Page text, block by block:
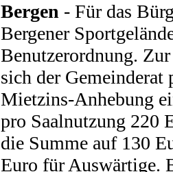
Bergen - Für das
Bergener
Benutzerordnung.
sich der Gemeinderat
Mietzins-Anhebung
pro Saalnutzung 220
die Summe auf 130
Euro für Auswärtige.